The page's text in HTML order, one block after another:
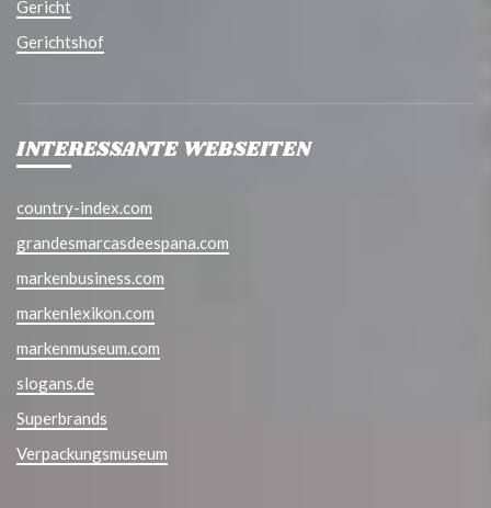
Gericht
Gerichtshof
INTERESSANTE WEBSEITEN
country-index.com
grandesmarcasdeespana.com
markenbusiness.com
markenlexikon.com
markenmuseum.com
slogans.de
Superbrands
Verpackungsmuseum